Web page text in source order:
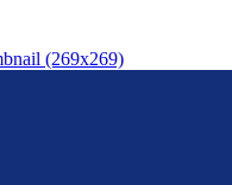
(269x269)